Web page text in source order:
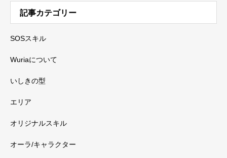
記事カテゴリー
SOSスキル
Wuriaについて
いしきの型
エリア
オリジナルスキル
オーラ/キャラクター